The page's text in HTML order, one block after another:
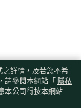
之詳情，及若您不希
請參閱本網站「 隱私
本公司得按本網站使